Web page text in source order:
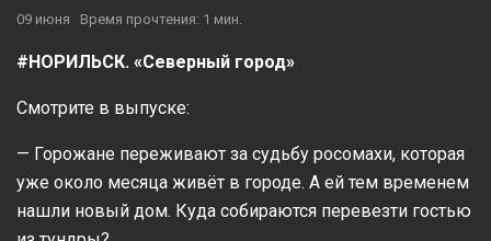
09 июня Время прочтения: 1 мин.
#НОРИЛЬСК. «Северный город»
Смотрите в выпуске:
— Горожане переживают за судьбу росомахи, которая
уже около месяца живёт в городе. А ей тем временем
нашли новый дом. Куда собираются перевезти гостью